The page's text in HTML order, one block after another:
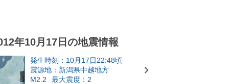
年10月17日の地震情報
発生時刻：10月17日22:48頃
震源地：新潟県中越地方
M2.2
最大震度：2